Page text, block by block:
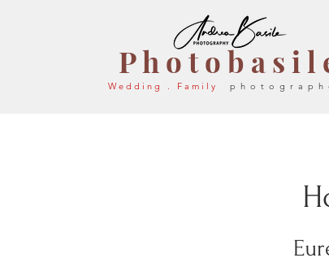
P h o t o b a s i l
W e d d i n g . F a m i l y p h o t o g r a p h